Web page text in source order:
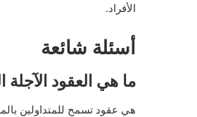
الأفراد.
أسئلة شائعة
ما هي العقود الآجلة
هي عقود تسمح للمتداولين